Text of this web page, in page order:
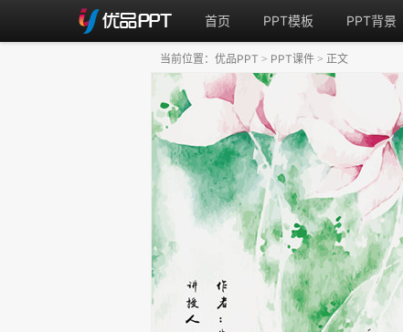
首页 PPT模板 PPT背景
当前位置： 优品PPT > PPT课件 > 正文